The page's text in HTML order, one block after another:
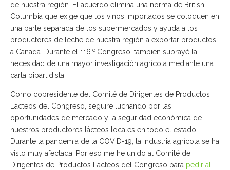
de nuestra región. El acuerdo elimina una norma de British
Columbia que exige que los vinos importados se coloquen en
una parte separada de los supermercados y ayuda a los
productores de leche de nuestra región a exportar productos
a Canadá. Durante el 116. o Congreso, también subrayé la
necesidad de una mayor investigación agrícola mediante una
carta bipartidista.
Como copresidente del Comité de Dirigentes de Productos
Lácteos del Congreso, seguiré luchando por las
oportunidades de mercado y la seguridad económica de
nuestros productores lácteos locales en todo el estado.
Durante la pandemia de la COVID-19, la industria agrícola se ha
visto muy afectada. Por eso me he unido al Comité de
Dirigentes de Productos Lácteos del Congreso para pedir al